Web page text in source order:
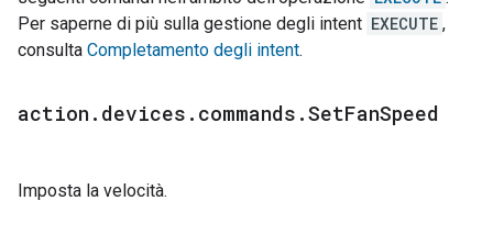
Per saperne di più sulla gestione degli intent EXECUTE ,
consulta Completamento degli intent.
action . devices . commands .SetFanSpeed
Imposta la velocità.